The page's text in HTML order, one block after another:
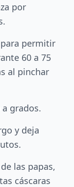
por
permitir
60 a 75
al pinchar
grados.
y deja
las papas,
cáscaras